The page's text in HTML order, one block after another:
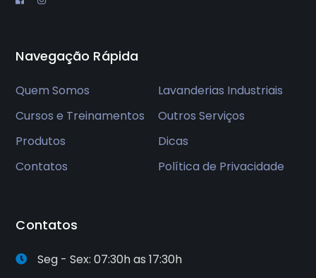
Navegação Rápida
Quem Somos
Lavanderias Industriais
Cursos e Treinamentos
Outros Serviços
Produtos
Dicas
Contatos
Política de Privacidade
Contatos
Seg - Sex: 07:30h as 17:30h